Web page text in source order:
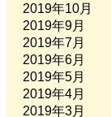
2019年10月
2019年9月
2019年7月
2019年6月
2019年5月
2019年4月
2019年3月